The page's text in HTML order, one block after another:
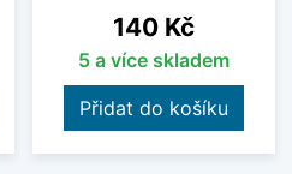
Cena
140 Kč
5 a více skladem
Přidat do košíku